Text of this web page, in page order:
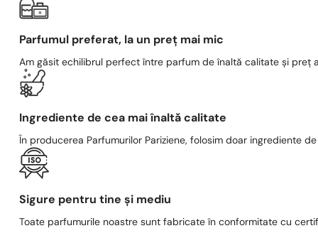
Parfumul preferat, la un preț mai mic
Am găsit echilibrul perfect între parfum de înaltă calitate și preț
Ingrediente de cea mai înaltă calitate
În producerea Parfumurilor Pariziene, folosim doar ingrediente
Sigure pentru tine și mediu
Toate parfumurile noastre sunt fabricate în conformitate cu